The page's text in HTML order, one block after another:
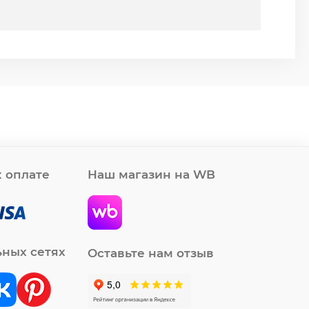
сетях
Наш магазин на WB
Оставьте нам отзыв